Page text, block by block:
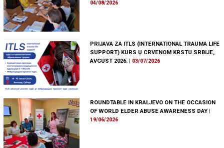
04/08/2026
PRIJAVA ZA ITLS (INTERNATIONAL TRAUMA LIFE
SUPPORT) KURS U CRVENOM KRSTU SRBIJE,
AVGUST 2026.
03/07/2026
ROUNDTABLE IN KRALJEVO ON THE OCCASION
OF WORLD ELDER ABUSE AWARENESS DAY |
19/06/2026